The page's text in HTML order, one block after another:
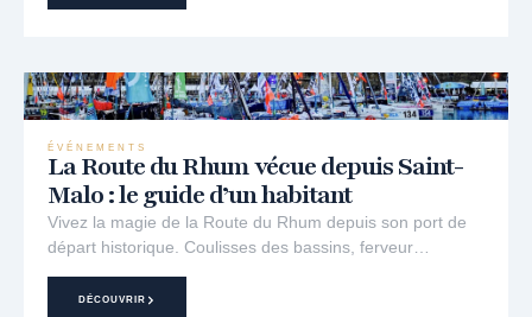
ÉVÉNEMENTS
La Route du Rhum vécue depuis Saint-
Malo : le guide d’un habitant
Vivez la magie de la Route du Rhum depuis son port de
départ historique. Coulisses des bassins, ferveur…
DÉCOUVRIR